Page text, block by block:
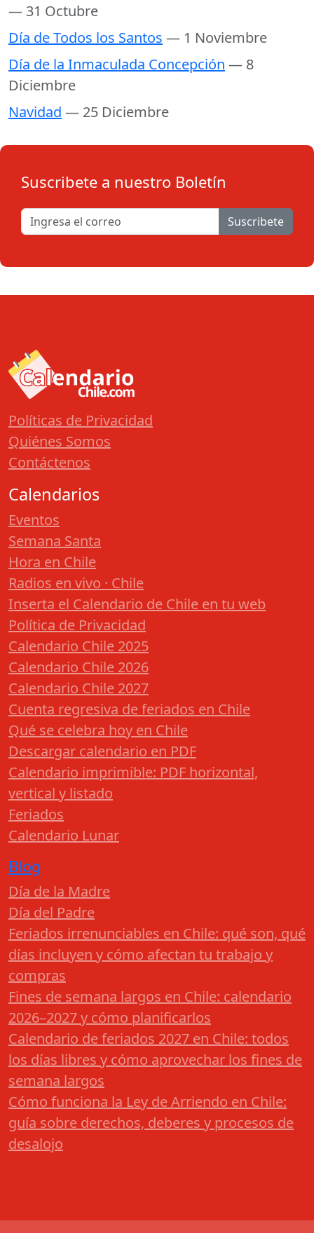
— 31 Octubre
Día de Todos los Santos — 1 Noviembre
Día de la Inmaculada Concepción — 8
Diciembre
Navidad — 25 Diciembre
Suscribete a nuestro Boletín
Suscribete
Políticas de Privacidad
Quiénes Somos
Contáctenos
Calendarios
Eventos
Semana Santa
Hora en Chile
Radios en vivo · Chile
Inserta el Calendario de Chile en tu web
Política de Privacidad
Calendario Chile 2025
Calendario Chile 2026
Calendario Chile 2027
Cuenta regresiva de feriados en Chile
Qué se celebra hoy en Chile
Descargar calendario en PDF
Calendario imprimible: PDF horizontal,
vertical y listado
Feriados
Calendario Lunar
Blog
Día de la Madre
Día del Padre
Feriados irrenunciables en Chile: qué son, qué
días incluyen y cómo afectan tu trabajo y
compras
Fines de semana largos en Chile: calendario
2026–2027 y cómo planificarlos
Calendario de feriados 2027 en Chile: todos
los días libres y cómo aprovechar los fines de
semana largos
Cómo funciona la Ley de Arriendo en Chile:
guía sobre derechos, deberes y procesos de
desalojo